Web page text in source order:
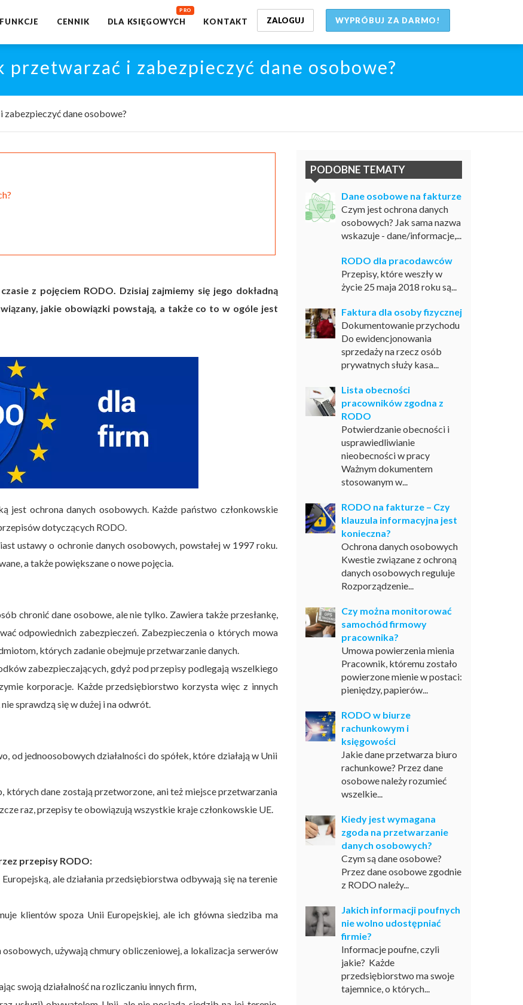
WYPRÓBUJ ZA DARMO!
ZALOGUJ
FUNKCJE CENNIK DLA KSIĘGOWYCH KONTAKT
przetwarzać i zabezpieczyć dane osobowe?
dane osobowe?
z pojęciem RODO. Dzisiaj zajmiemy się jego dokładną
jakie obowiązki powstają, a także co to w ogóle jest
jest ochrona danych osobowych. Każde państwo członkowskie
dotyczących RODO.
ustawy o ochronie danych osobowych, powstałej w 1997 roku.
a także powiększane o nowe pojęcia.
chronić dane osobowe, ale nie tylko. Zawiera także przesłankę,
odpowiednich zabezpieczeń. Zabezpieczenia o których mowa
których zadanie obejmuje przetwarzanie danych.
zabezpieczających, gdyż pod przepisy podlegają wszelkiego
korporacje. Każde przedsiębiorstwo korzysta więc z innych
sprawdzą się w dużej i na odwrót.
od jednoosobowych działalności do spółek, które działają w Unii
dane zostają przetworzone, ani też miejsce przetwarzania
raz, przepisy te obowiązują wszystkie kraje członkowskie UE.
przepisy RODO:
ale działania przedsiębiorstwa odbywają się na terenie
klientów spoza Unii Europejskiej, ale ich główna siedziba ma
używają chmury obliczeniowej, a lokalizacja serwerów
swoją działalność na rozliczaniu innych firm,
PODOBNE TEMATY
Dane osobowe na fakturze
Czym jest ochrona danych
osobowych? Jak sama nazwa
wskazuje - dane/informacje,...
RODO dla pracodawców
Przepisy, które weszły w
życie 25 maja 2018 roku są...
Faktura dla osoby fizycznej
Dokumentowanie przychodu
Do ewidencjonowania
sprzedaży na rzecz osób
prywatnych służy kasa...
Lista obecności
pracowników zgodna z
RODO
Potwierdzanie obecności i
usprawiedliwianie
nieobecności w pracy
Ważnym dokumentem
stosowanym w...
RODO na fakturze – Czy
klauzula informacyjna jest
konieczna?
Ochrona danych osobowych
Kwestie związane z ochroną
danych osobowych reguluje
Rozporządzenie...
Czy można monitorować
samochód firmowy
pracownika?
Umowa powierzenia mienia
Pracownik, któremu zostało
powierzone mienie w postaci:
pieniędzy, papierów...
RODO w biurze
rachunkowym i
księgowości
Jakie dane przetwarza biuro
rachunkowe? Przez dane
osobowe należy rozumieć
wszelkie...
Kiedy jest wymagana
zgoda na przetwarzanie
danych osobowych?
Czym są dane osobowe?
Przez dane osobowe zgodnie
z RODO należy...
Jakich informacji poufnych
nie wolno udostępniać
firmie?
Informacje poufne, czyli
jakie? Każde
przedsiębiorstwo ma swoje
tajemnice, o których...